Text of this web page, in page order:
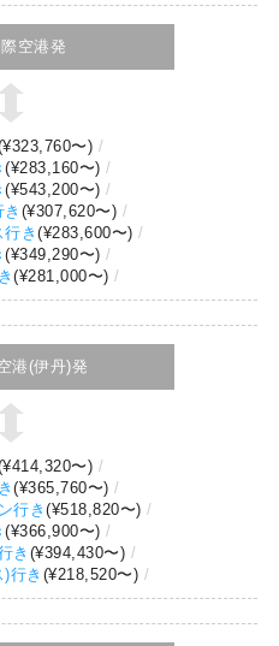
空港発
¥323,760〜)
(¥283,160〜)
(¥543,200〜)
(¥307,620〜)
行き(¥283,600〜)
(¥349,290〜)
(¥281,000〜)
港(伊丹)発
¥414,320〜)
(¥365,760〜)
行き (¥518,820〜)
(¥366,900〜)
き (¥394,430〜)
行き (¥218,520〜)